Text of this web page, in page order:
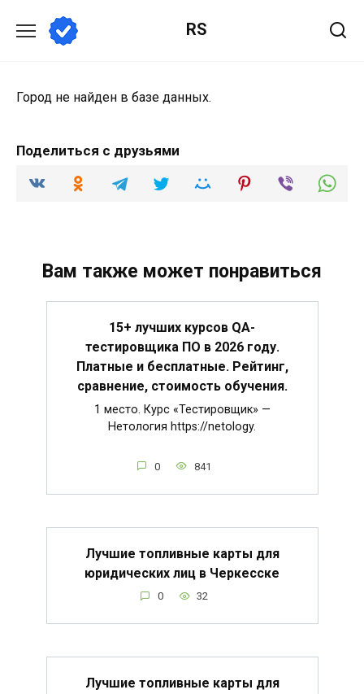
содержанию
RS
Город не найден в базе данных.
Поделиться с друзьями
Вам также может понравиться
15+ лучших курсов QA-
тестировщика ПО в 2026 году.
Платные и бесплатные. Рейтинг,
сравнение, стоимость обучения.
1 место. Курс «Тестировщик» —
Нетология https://netology.
0 841
Лучшие топливные карты для
юридических лиц в Черкесске
0 32
Лучшие топливные карты для